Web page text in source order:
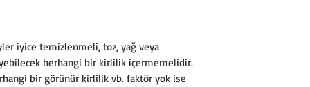
iyice temizlenmeli, toz, yağ veya
herhangi bir kirlilik içermemelidir.
bir görünür kirlilik vb. faktör yok ise